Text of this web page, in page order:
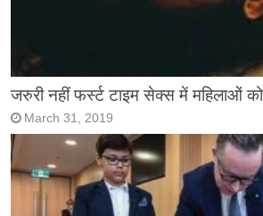
जरुरी नहीं फर्स्ट टाइम सेक्स में महिलाओं को
March 31, 2019